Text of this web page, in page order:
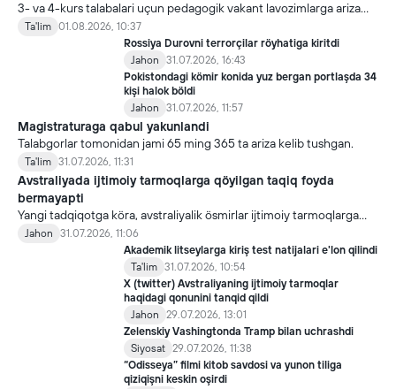
3- va 4-kurs talabalari uçun pedagogik vakant lavozimlarga ariza
topşirish yanada soddalaştirildi.
Ta'lim 01.08.2026, 10:37
Rossiya Durovni terrorçilar röyhatiga kiritdi
Jahon
31.07.2026, 16:43
Pokistondagi kömir konida yuz bergan portlaşda 34
kişi halok böldi
Jahon
31.07.2026, 11:57
Magistraturaga qabul yakunlandi
Talabgorlar tomonidan jami 65 ming 365 ta ariza kelib tushgan.
Ta'lim 31.07.2026, 11:31
Avstraliyada ijtimoiy tarmoqlarga qöyilgan taqiq foyda
bermayapti
Yangi tadqiqotga köra, avstraliyalik ösmirlar ijtimoiy tarmoqlarga
qöyilgan taqiqdan söng ham ulardan foydalanmoqda.
Jahon
31.07.2026, 11:06
Akademik litseylarga kiriş test natijalari e'lon qilindi
Ta'lim 31.07.2026, 10:54
X (twitter) Avstraliyaning ijtimoiy tarmoqlar
haqidagi qonunini tanqid qildi
Jahon
29.07.2026, 13:01
Zelenskiy Vashingtonda Tramp bilan uchrashdi
Siyosat 29.07.2026, 11:38
“Odisseya” filmi kitob savdosi va yunon tiliga
qiziqişni keskin oşirdi